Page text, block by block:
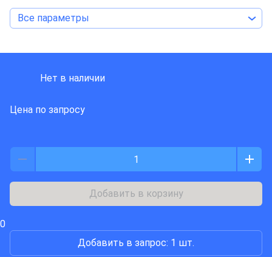
Все параметры
Нет в наличии
Цена по запросу
Добавить в корзину
0
Добавить в запрос: 1 шт.